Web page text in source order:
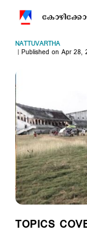
NATTUVARTHA
Published on Apr 28,
TOPICS